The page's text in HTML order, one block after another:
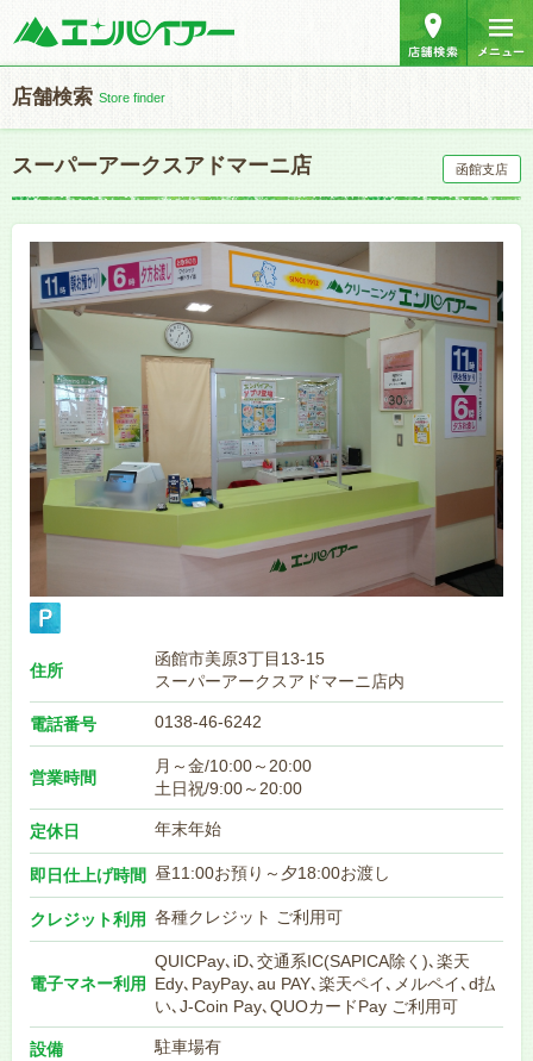
店舗検索 Store finder
スーパーアークスアドマーニ店 函館支店
住所
函館市美原3丁目13-15
スーパーアークスアドマーニ店内
電話番号 0138-46-6242
営業時間
月～金/10:00～20:00
土日祝/9:00～20:00
定休日 年末年始
即日仕上げ時間 昼11:00お預り～夕18:00お渡し
クレジット利用 各種クレジット ご利用可
電子マネー利用
QUICPay､iD､交通系IC(SAPICA除く)､楽天
Edy､PayPay､au PAY､楽天ペイ､メルペイ､d払
い､J-Coin Pay､QUOカードPay ご利用可
設備 駐車場有